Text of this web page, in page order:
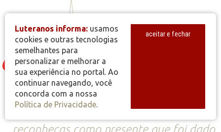
O ponto principal do Evangelho, o seu
fundamento, é que, antes de tomares
Cristo como exemplo, o acolhas e o
reconheças como presente que foi dado
Luteranos informa: usamos
cookies e outras tecnologias
semelhantes para
personalizar e melhorar a
sua experiência no portal. Ao
continuar navegando, você
concorda com a nossa
Política de Privacidade.
aceitar e fechar